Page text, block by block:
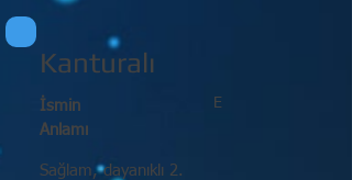
Kanturalı
E
İsmin
Anlamı
Sağlam, dayanıklı 2.